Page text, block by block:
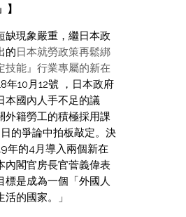
缺現象嚴重，繼日本政
的日本就勞政策再鬆綁
技能』行業專屬的新在
年10月12號 ，日本政府
本國內人手不足的議
外籍勞工的積極採用課
的爭論中拍板敲定。決
年的4月導入兩個新在
內閣官房長官菅義偉表
標是成為一個「外國人
的國家。」